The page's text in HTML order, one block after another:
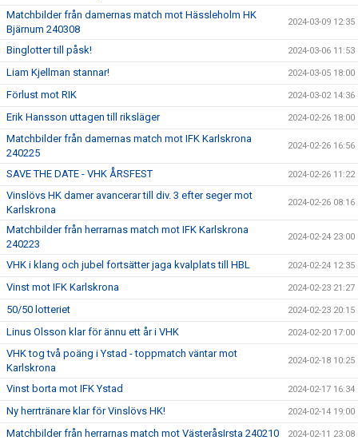
Matchbilder från damernas match mot Hässleholm HK
Bjärnum 240308
2024-03-09 12:35
Binglotter till påsk! 2024-03-06 11:53
Liam Kjellman stannar! 2024-03-05 18:00
Förlust mot RIK 2024-03-02 14:36
Erik Hansson uttagen till riksläger 2024-02-26 18:00
Matchbilder från damernas match mot IFK Karlskrona
240225
2024-02-26 16:56
SAVE THE DATE - VHK ÅRSFEST 2024-02-26 11:22
Vinslövs HK damer avancerar till div. 3 efter seger mot
Karlskrona
2024-02-26 08:16
Matchbilder från herrarnas match mot IFK Karlskrona
240223
2024-02-24 23:00
VHK i klang och jubel fortsätter jaga kvalplats till HBL 2024-02-24 12:35
Vinst mot IFK Karlskrona 2024-02-23 21:27
50/50 lotteriet 2024-02-23 20:15
Linus Olsson klar för ännu ett år i VHK 2024-02-20 17:00
VHK tog två poäng i Ystad - toppmatch väntar mot
Karlskrona
2024-02-18 10:25
Vinst borta mot IFK Ystad 2024-02-17 16:34
Ny herrtränare klar för Vinslövs HK! 2024-02-14 19:00
Matchbilder från herrarnas match mot VästeråsIrsta 240210 2024-02-11 23:08